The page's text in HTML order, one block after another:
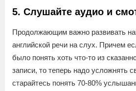
5. Слушайте аудио и
Продолжающим важно развивать
английской речи на слух. Причем
было понять хоть что-то из
записи, то теперь надо усложнять
старайтесь понять 70-80%